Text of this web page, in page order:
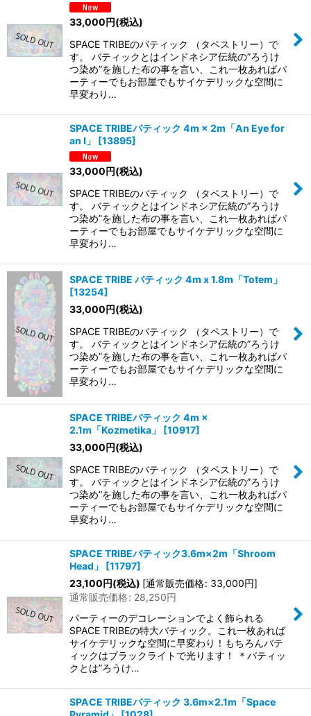
33,000円(税込)
SPACE TRIBEのバティック （タペストリー）で
す。 バティックとはインドネシア伝統の”ろうけ
つ染め”を施した布の事を言い、これ一枚あればパ
ーティーでもお部屋でもサイケデリックな空間に
早変わり…
SPACE TRIBEバティック 4m × 2m「An Eye for
an I」
[13895]
33,000円(税込)
SPACE TRIBEのバティック （タペストリー）で
す。 バティックとはインドネシア伝統の”ろうけ
つ染め”を施した布の事を言い、これ一枚あればパ
ーティーでもお部屋でもサイケデリックな空間に
早変わり…
SPACE TRIBE バティック 4m x 1.8m「Totem」
[13254]
33,000円(税込)
SPACE TRIBEのバティック （タペストリー）で
す。 バティックとはインドネシア伝統の”ろうけ
つ染め”を施した布の事を言い、これ一枚あればパ
ーティーでもお部屋でもサイケデリックな空間に
早変わり…
SPACE TRIBEバティック 4m ×
2.1m「Kozmetika」
[10917]
33,000 円(税込)
SPACE TRIBEのバティック （タペストリー）で
す。 バティックとはインドネシア伝統の”ろうけ
つ染め”を施した布の事を言い、これ一枚あればパ
ーティーでもお部屋でもサイケデリックな空間に
早変わり…
SPACE TRIBEバティック3.6m×2m「Shroom
Head」
[11797]
23,100 円(税込) [通常販売価格: 33,000円]
通常販売価格: 28,250円
パーティーのデコレーションでよく飾られる
SPACE TRIBEの特大バティック。これ一枚あれば
サイケデリックな空間に早変わり！もちろんバテ
ィックはブラックライトで光ります！ ＊バティッ
クとは”ろうけ…
SPACE TRIBEバティック 3.6m×2.1m「Space